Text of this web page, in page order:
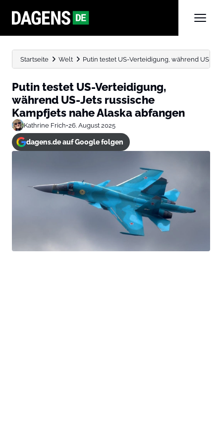
Startseite Welt Putin testet US-Verteidigung, während US-
Putin testet US-Verteidigung,
während US-Jets russische
Kampfjets nahe Alaska abfangen
Kathrine Frich•26. August 2025
dagens.de auf Google folgen